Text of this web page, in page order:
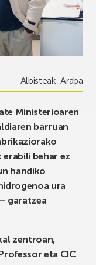
Albisteak,Araba
Ministerioaren
barruan
behar ez
handiko
ura
garatzea
zentroan,
eta CIC